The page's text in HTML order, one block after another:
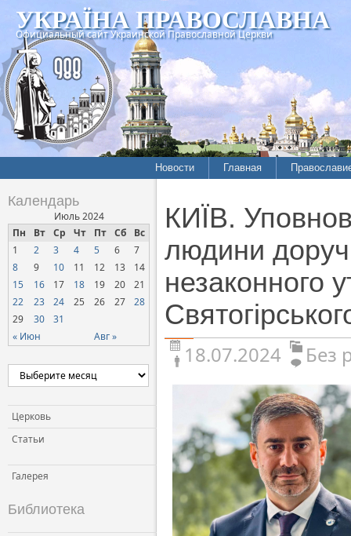
УКРАЇНА ПРАВОСЛАВНА
Официальный сайт Украинской Православной Церкви
Новости Главная
Календарь
Июль 2024
Пн
Вт Ср Чт Пт Сб Вс
« Июн Авг »
1 2 3 4 5 6
7
8
9 10 11 12 13
14
15
16 17 18 19 20
21
22
23 24 25 26 27
28
29
30 31
Церковь
Статьи
Галерея
Библиотека
КИЇВ.
людини
незаконного
18.07.2024 Без